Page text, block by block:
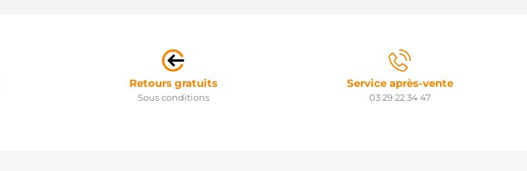
Retours gratuits
Sous conditions
Service après-vente
03 29 22 34 47